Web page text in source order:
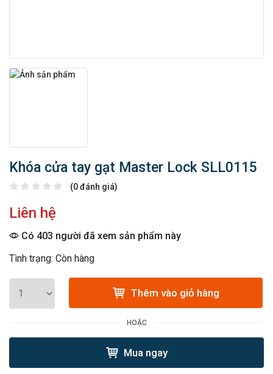
Khóa cửa tay gạt Master Lock SLL0115
(0 đánh giá)
Liên hệ
Có 403 người đã xem sản phẩm này
Tình trạng: Còn hàng
Thêm vào giỏ hàng
HOẶC
Mua ngay